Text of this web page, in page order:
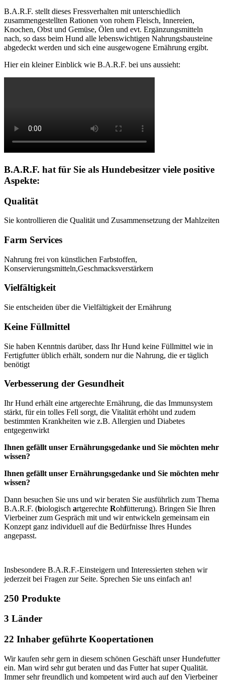
B.A.R.F. stellt dieses Fressverhalten mit unterschiedlich
zusammengestellten Rationen von rohem Fleisch, Innereien,
Knochen, Obst und Gemüse, Ölen und evt. Ergänzungsmitteln
nach, so dass beim Hund alle lebenswichtigen Nahrungsbausteine
abgedeckt werden und sich eine ausgewogene Ernährung ergibt.
Hier ein kleiner Einblick wie B.A.R.F. bei uns aussieht:
B.A.R.F. hat für Sie als Hundebesitzer viele positive
Aspekte:
Qualität
Sie kontrollieren die Qualität und Zusammensetzung der Mahlzeiten
Farm Services
Nahrung frei von künstlichen Farbstoffen,
Konservierungsmitteln,Geschmacksverstärkern
Vielfältigkeit
Sie entscheiden über die Vielfältigkeit der Ernährung
Keine Füllmittel
Sie haben Kenntnis darüber, dass Ihr Hund keine Füllmittel wie in
Fertigfutter üblich erhält, sondern nur die Nahrung, die er täglich
benötigt
Verbesserung der Gesundheit
Ihr Hund erhält eine artgerechte Ernährung, die das Immunsystem
stärkt, für ein tolles Fell sorgt, die Vitalität erhöht und zudem
bestimmten Krankheiten wie z.B. Allergien und Diabetes
entgegenwirkt
Ihnen gefällt unser Ernährungsgedanke und Sie möchten mehr
wissen?
Ihnen gefällt unser Ernährungsgedanke und Sie möchten mehr
wissen?
Dann besuchen Sie uns und wir beraten Sie ausführlich zum Thema
B.A.R.F. (biologisch artgerechte Rohfütterung). Bringen Sie Ihren
Vierbeiner zum Gespräch mit und wir entwickeln gemeinsam ein
Konzept ganz individuell auf die Bedürfnisse Ihres Hundes
angepasst.
Insbesondere B.A.R.F.-Einsteigern und Interessierten stehen wir
jederzeit bei Fragen zur Seite. Sprechen Sie uns einfach an!
250 Produkte
3 Länder
22 Inhaber geführte Koopertationen
Wir kaufen sehr gern in diesem schönen Geschäft unser Hundefutter
ein. Man wird sehr gut beraten und das Futter hat super Qualität.
Immer sehr freundlich und kompetent wird auch auf den Vierbeiner